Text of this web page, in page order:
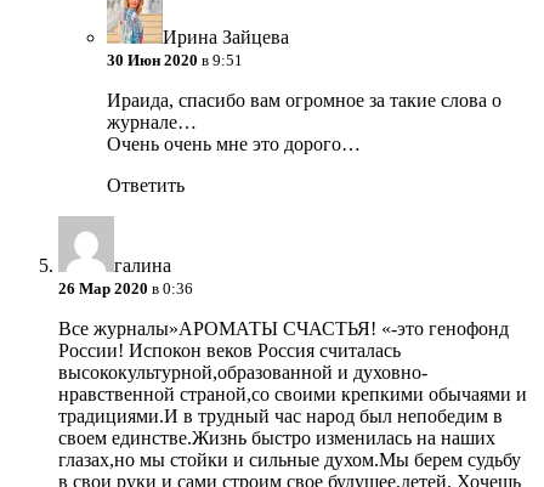
Ирина Зайцева
30 Июн 2020 в 9:51
Ираида, спасибо вам огромное за такие слова о
журнале…
Очень очень мне это дорого…
Ответить
галина
26 Мар 2020 в 0:36
Все журналы»АРОМАТЫ СЧАСТЬЯ! «-это генофонд
России! Испокон веков Россия считалась
высококультурной,образованной и духовно-
нравственной страной,со своими крепкими обычаями и
традициями.И в трудный час народ был непобедим в
своем единстве.Жизнь быстро изменилась на наших
глазах,но мы стойки и сильные духом.Мы берем судьбу
в свои руки и сами строим свое будущее,детей. Хочешь